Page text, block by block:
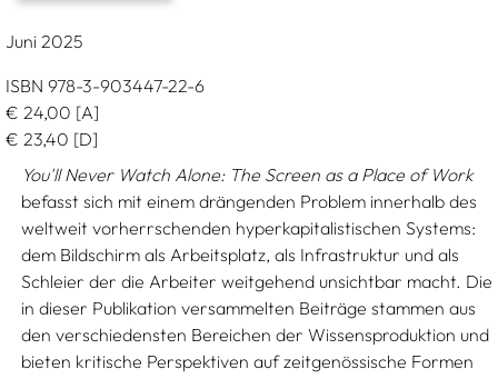
Juni 2025
ISBN 978-3-903447-22-6
€ 24,00 [A]
€ 23,40 [D]
You'll Never Watch Alone: The Screen as a Place of Work
befasst sich mit einem drängenden Problem innerhalb des
weltweit vorherrschenden hyperkapitalistischen Systems:
dem Bildschirm als Arbeitsplatz, als Infrastruktur und als
Schleier der die Arbeiter weitgehend unsichtbar macht. Die
in dieser Publikation versammelten Beiträge stammen aus
den verschiedensten Bereichen der Wissensproduktion und
bieten kritische Perspektiven auf zeitgenössische Formen